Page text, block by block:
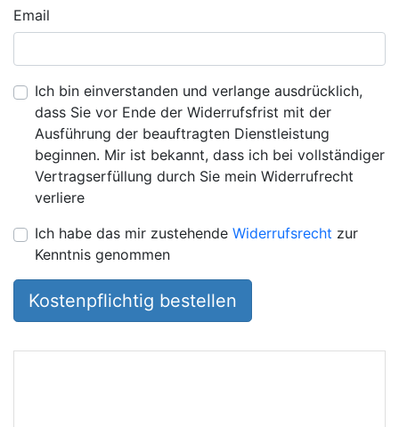
Email
Ich bin einverstanden und verlange ausdrücklich,
dass Sie vor Ende der Widerrufsfrist mit der
Ausführung der beauftragten Dienstleistung
beginnen. Mir ist bekannt, dass ich bei vollständiger
Vertragserfüllung durch Sie mein Widerrufrecht
verliere
Ich habe das mir zustehende Widerrufsrecht zur
Kenntnis genommen
Kostenpflichtig bestellen